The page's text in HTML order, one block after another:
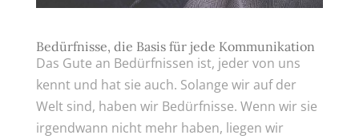
Bedürfnisse, die Basis für jede Kommunikation
Das Gute an Bedürfnissen ist, jeder von uns
kennt und hat sie auch. Solange wir auf der
Welt sind, haben wir Bedürfnisse. Wenn wir sie
irgendwann nicht mehr haben, liegen wir